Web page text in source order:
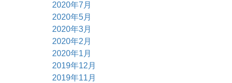
2020年7月
2020年5月
2020年3月
2020年2月
2020年1月
2019年12月
2019年11月